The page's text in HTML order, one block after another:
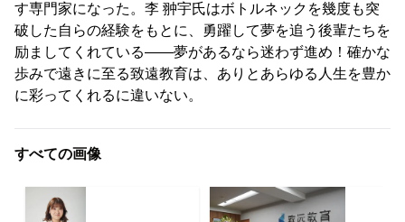
す専門家になった。李 翀宇氏はボトルネックを幾度も突
破した自らの経験をもとに、勇躍して夢を追う後輩たちを
励ましてくれている――夢があるなら迷わず進め！確かな
歩みで遠きに至る致遠教育は、ありとあらゆる人生を豊か
に彩ってくれるに違いない。
すべての画像